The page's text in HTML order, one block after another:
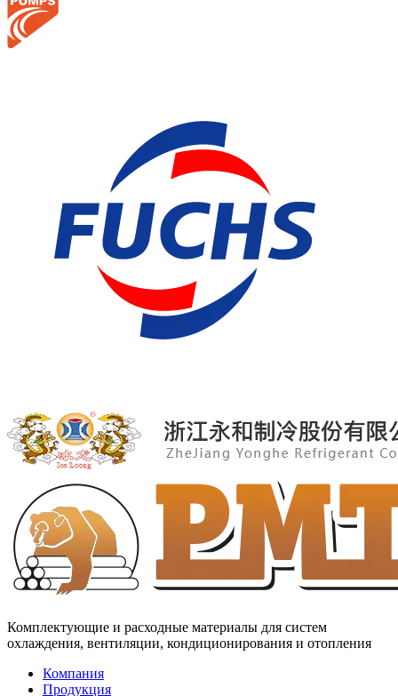
Комплектующие и расходные материалы для систем
охлаждения, вентиляции, кондиционирования и отопления
Компания
Продукция